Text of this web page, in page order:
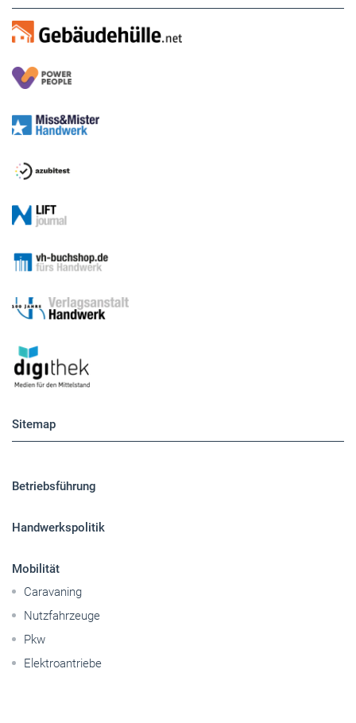
Sitemap
Betriebsführung
Handwerkspolitik
Mobilität
Caravaning
Nutzfahrzeuge
Pkw
Elektroantriebe